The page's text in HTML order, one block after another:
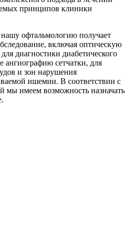
принципов клиники
офтальмологию получает
включая оптическую
диагностики диабетического
ангиографию сетчатки, для
и зон нарушения
ишемии. В соответствии с
мы имеем возможность назначать